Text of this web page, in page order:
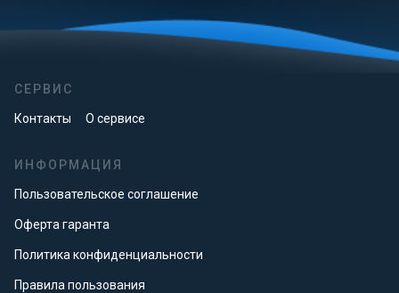
СЕРВИС
Контакты О сервисе
ИНФОРМАЦИЯ
Пользовательское соглашение
Оферта гаранта
Политика конфиденциальности
Правила пользования